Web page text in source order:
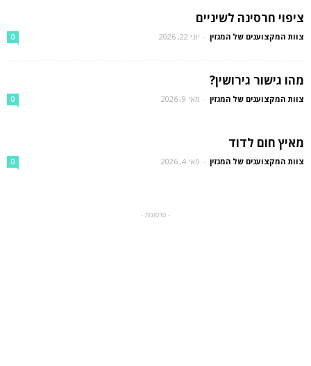
ציפוי חרסינה לשיניים
צוות המקצוענים של המגזין - יוני 22, 2026 0
מהו גישור גירושין?
צוות המקצוענים של המגזין - מאי 9, 2026 0
מאיץ חום לדוד
צוות המקצוענים של המגזין - מאי 4, 2026 0
- פרסומת -